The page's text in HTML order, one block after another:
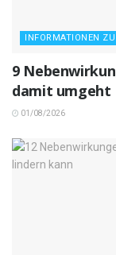
INFORMATIONEN
9
damit umgeht
01/08/2026